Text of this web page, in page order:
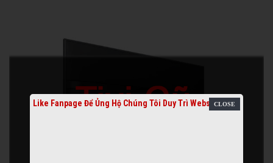
Like Fanpage Để Ủng Hộ Chúng Tôi Duy Trì Website